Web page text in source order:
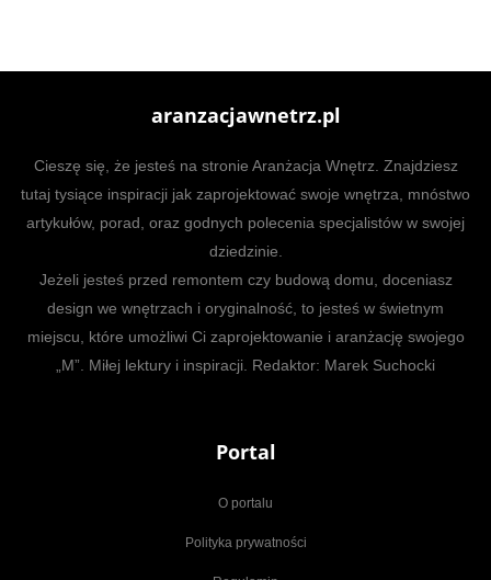
aranzacjawnetrz.pl
Cieszę się, że jesteś na stronie Aranżacja Wnętrz. Znajdziesz
tutaj tysiące inspiracji jak zaprojektować swoje wnętrza, mnóstwo
artykułów, porad, oraz godnych polecenia specjalistów w swojej
dziedzinie.
Jeżeli jesteś przed remontem czy budową domu, doceniasz
design we wnętrzach i oryginalność, to jesteś w świetnym
miejscu, które umożliwi Ci zaprojektowanie i aranżację swojego
„M”. Miłej lektury i inspiracji. Redaktor: Marek Suchocki
Portal
O portalu
Polityka prywatności